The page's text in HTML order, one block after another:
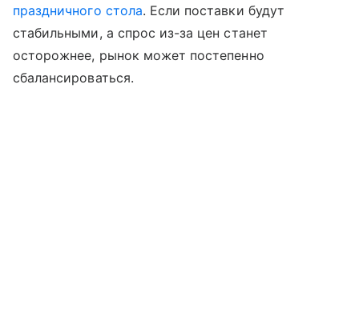
праздничного стола. Если поставки будут
стабильными, а спрос из-за цен станет
осторожнее, рынок может постепенно
сбалансироваться.